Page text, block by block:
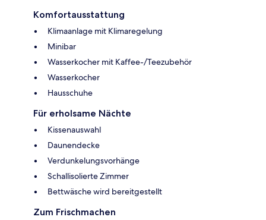
Komfortausstattung
Klimaanlage mit Klimaregelung
Minibar
Wasserkocher mit Kaffee-/Teezubehör
Wasserkocher
Hausschuhe
Für erholsame Nächte
Kissenauswahl
Daunendecke
Verdunkelungsvorhänge
Schallisolierte Zimmer
Bettwäsche wird bereitgestellt
Zum Frischmachen